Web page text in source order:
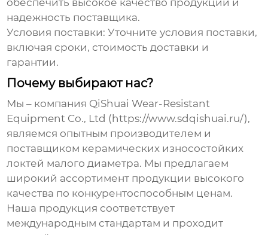
обеспечить высокое качество продукции и
надежность поставщика.
Условия поставки: Уточните условия поставки,
включая сроки, стоимость доставки и
гарантии.
Почему выбирают нас?
Мы – компания QiShuai Wear-Resistant
Equipment Co., Ltd (https://www.sdqishuai.ru/),
являемся опытным производителем и
поставщиком керамических износостойких
локтей малого диаметра. Мы предлагаем
широкий ассортимент продукции высокого
качества по конкурентоспособным ценам.
Наша продукция соответствует
международным стандартам и проходит